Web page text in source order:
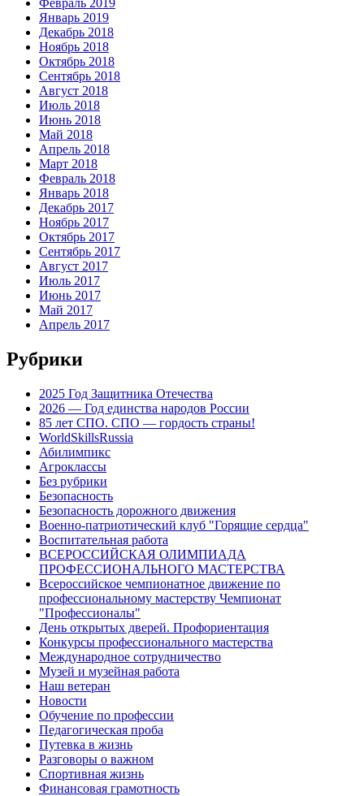
Январь 2019
Декабрь 2018
Ноябрь 2018
Октябрь 2018
Сентябрь 2018
Август 2018
Июль 2018
Июнь 2018
Май 2018
Апрель 2018
Март 2018
Февраль 2018
Январь 2018
Декабрь 2017
Ноябрь 2017
Октябрь 2017
Сентябрь 2017
Август 2017
Июль 2017
Июнь 2017
Май 2017
Апрель 2017
Рубрики
2025 Год Защитника Отечества
2026 — Год единства народов России
85 лет СПО. СПО — гордость страны!
WorldSkillsRussia
Абилимпикс
Агроклассы
Без рубрики
Безопасность
Безопасность дорожного движения
Военно-патриотический клуб "Горящие сердца"
Воспитательная работа
ВСЕРОССИЙСКАЯ ОЛИМПИАДА
ПРОФЕССИОНАЛЬНОГО МАСТЕРСТВА
Всероссийское чемпионатное движение по
профессиональному мастерству Чемпионат
"Профессионалы"
День открытых дверей. Профориентация
Конкурсы профессионального мастерства
Международное сотрудничество
Музей и музейная работа
Наш ветеран
Новости
Обучение по профессии
Педагогическая проба
Путевка в жизнь
Разговоры о важном
Спортивная жизнь
Финансовая грамотность